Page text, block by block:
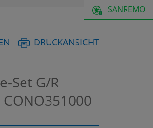
SANREMO
DRUCKANSICHT
Set G/R
CONO351000